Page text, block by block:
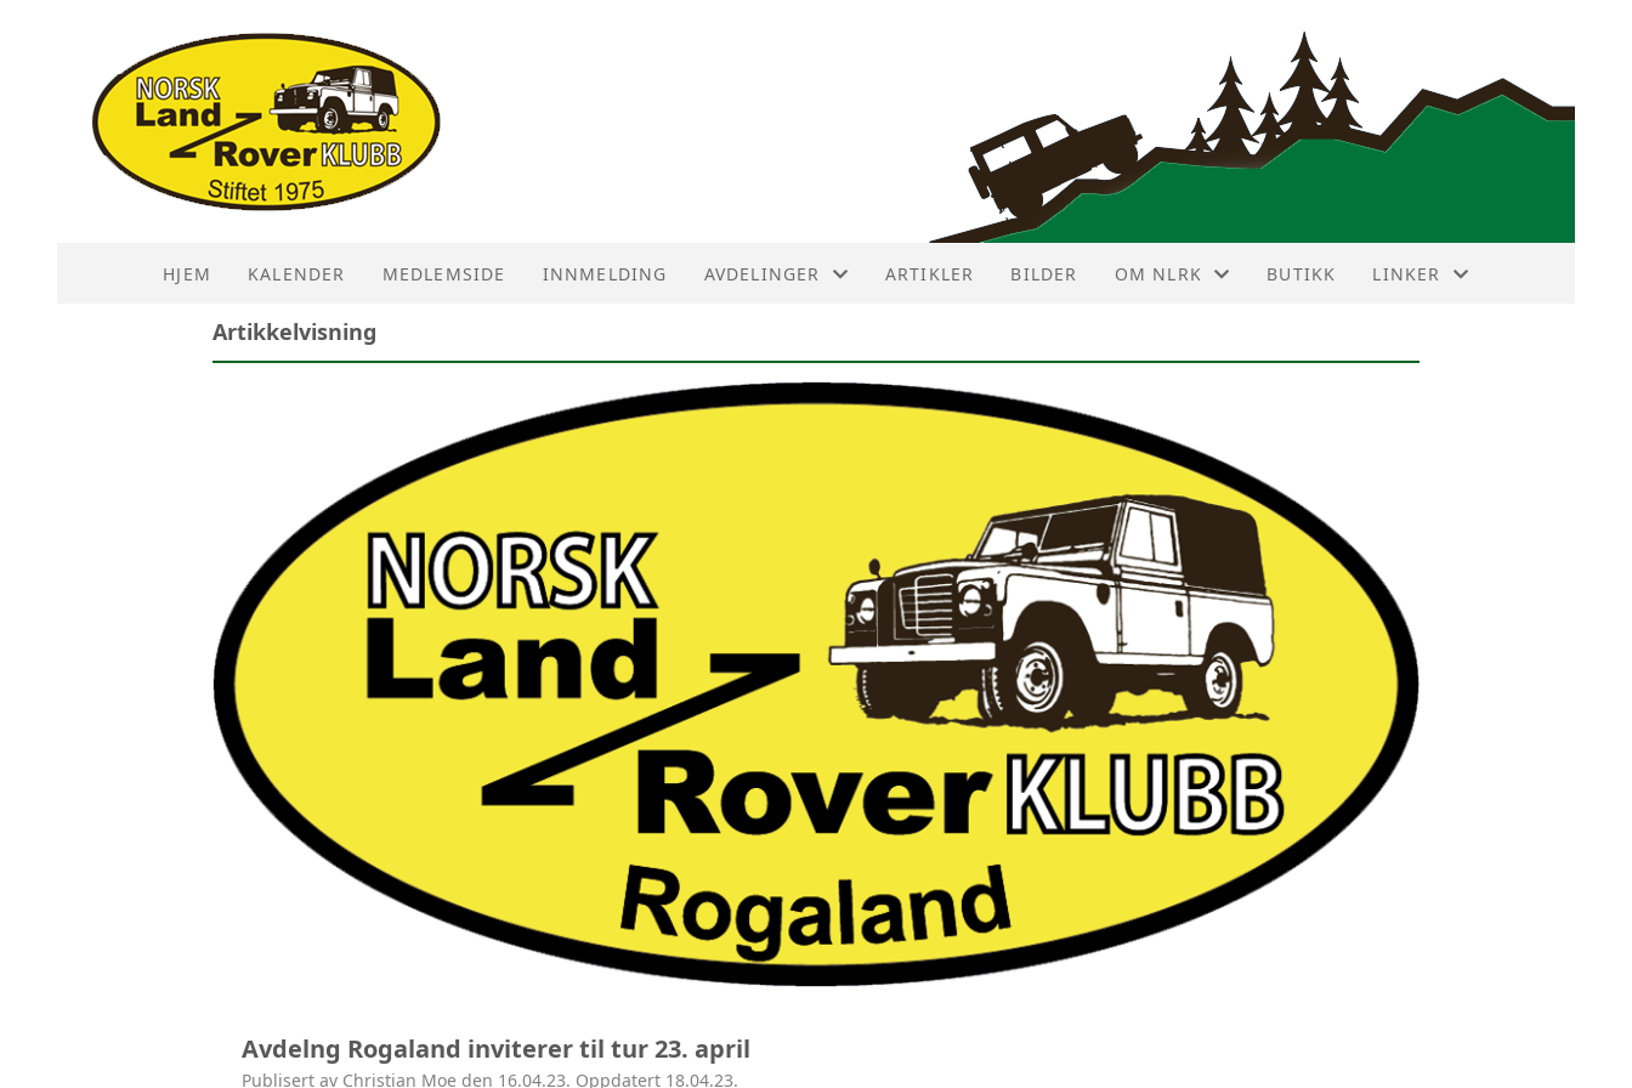
HJEM KALENDER MEDLEMSIDE INNMELDING AVDELINGER
AVD ØST
AVD ROGALAND
AVD HORDALAND
AVD MØRE
AVD MIDT
AVD NORD
ARTIKLER BILDER OM NLRK
HOVEDSTYRET
KLUBBMERKE
4WD MEDLEMSBLAD
ADMINISTRASJON
OM NLRK
VALGKOMITE
VEDTEKTER
LANDSTREFF 2022
LANDSTREFF 2023
BUTIKK LINKER
LR FORHANDLER
LR TOPIX
LR DELEKATALOG
OVERLANDER
Artikkelvisning
Avdelng Rogaland inviterer til tur 23. april
Publisert av Christian Moe den 16.04.23. Oppdatert 18.04.23.